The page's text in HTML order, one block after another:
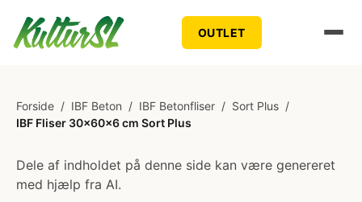
OUTLET
Forside / IBF Beton / IBF Betonfliser / Sort Plus /
IBF Fliser 30x60x6 cm Sort Plus
Dele af indholdet på denne side kan være genereret
med hjælp fra AI.